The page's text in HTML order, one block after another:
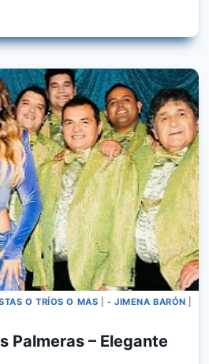
O TRÍOS O MAS - JIMENA BARÓN
Palmeras – Elegante